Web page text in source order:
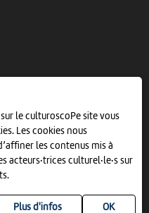
le culturoscoPe site vous
Les cookies nous
les contenus mis à
acteurs·trices culturel·le·s sur
Plus d'infos